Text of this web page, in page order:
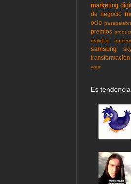
marketing
de negocio
ocio
premios
realidad
samsung
transformación
your
Es tendencia